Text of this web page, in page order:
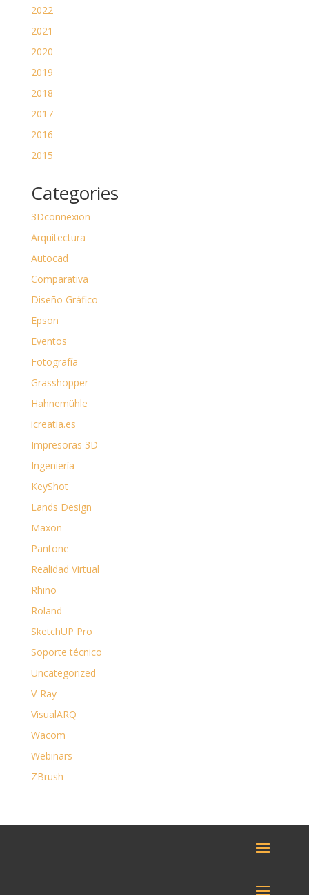
2022
2021
2020
2019
2018
2017
2016
2015
Categories
3Dconnexion
Arquitectura
Autocad
Comparativa
Diseño Gráfico
Epson
Eventos
Fotografía
Grasshopper
Hahnemühle
icreatia.es
Impresoras 3D
Ingeniería
KeyShot
Lands Design
Maxon
Pantone
Realidad Virtual
Rhino
Roland
SketchUP Pro
Soporte técnico
Uncategorized
V-Ray
VisualARQ
Wacom
Webinars
ZBrush